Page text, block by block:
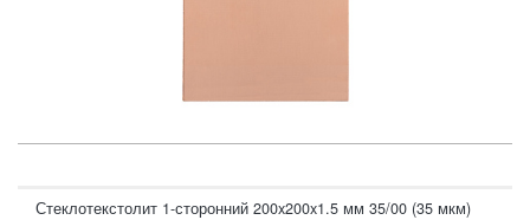
Стеклотекстолит 1-сторонний 200x200x1.5 мм 35/00 (35 мкм)